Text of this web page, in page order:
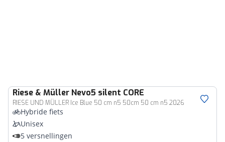
Riese & Müller Nevo5 silent CORE
RIESE UND MÜLLER Ice Blue 50 cm n5 50cm 50 cm n5 2026
Hybride fiets
Unisex
5 versnellingen